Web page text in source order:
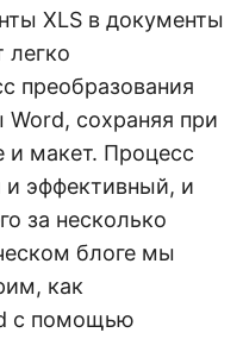
XLS в документы
легко
преобразования
сохраняя при
и макет. Процесс
эффективный, и
за несколько
блоге мы
как
с помощью